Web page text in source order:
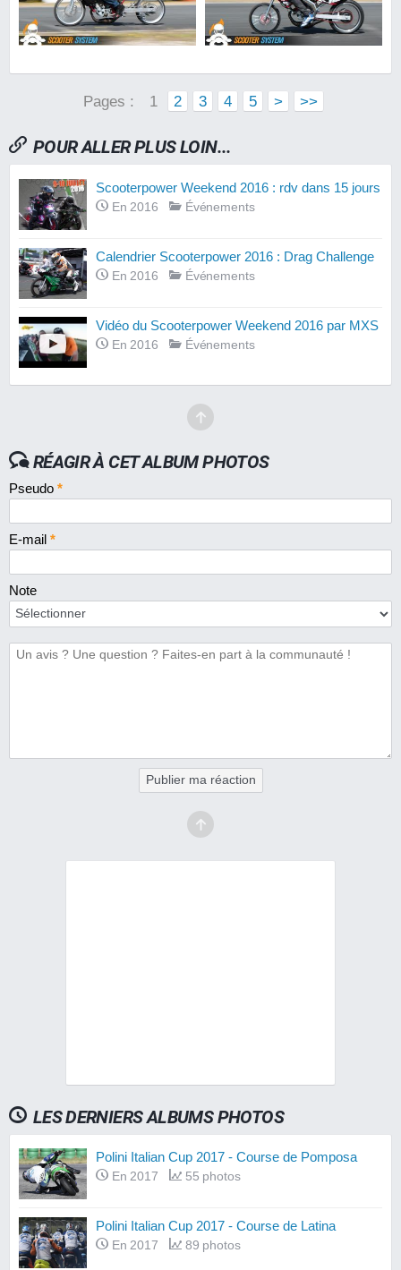
Pages : 1 2 3 4 5 > >>
POUR ALLER PLUS LOIN...
Scooterpower Weekend 2016 : rdv dans 15 jours
En 2016 Événements
Calendrier Scooterpower 2016 : Drag Challenge
En 2016 Événements
Vidéo du Scooterpower Weekend 2016 par MXS
En 2016 Événements
RÉAGIR À CET ALBUM PHOTOS
Pseudo *
E-mail *
Note
Publier ma réaction
LES DERNIERS ALBUMS PHOTOS
Polini Italian Cup 2017 - Course de Pomposa
En 2017 55 photos
Polini Italian Cup 2017 - Course de Latina
En 2017 89 photos